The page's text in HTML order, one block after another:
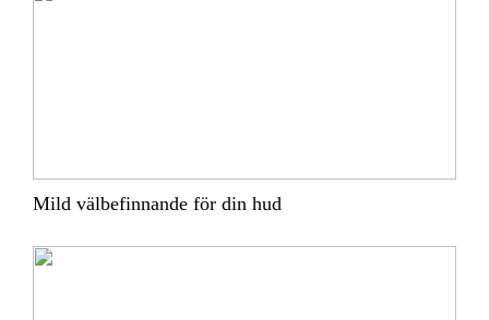
Mild välbefinnande för din hud